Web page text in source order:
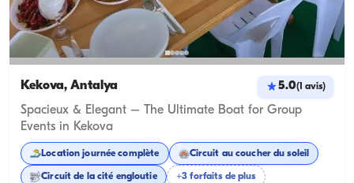
Kekova, Antalya 5.0(1 avis)
Spacieux & Elegant – The Ultimate Boat for Group
Events in Kekova
Location journée complète Circuit au coucher du soleil
Circuit de la cité engloutie +3 forfaits de plus